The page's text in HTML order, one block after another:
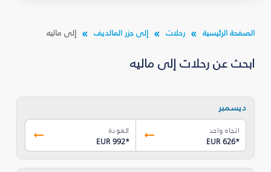
الصفحة الرئيسية رحلات إلى جزر المالديف إلى ماليه
ابحث عن رحلات إلى ماليه
ديسمبر
اتجاه واحد
EUR 626*
العودة
EUR 992*